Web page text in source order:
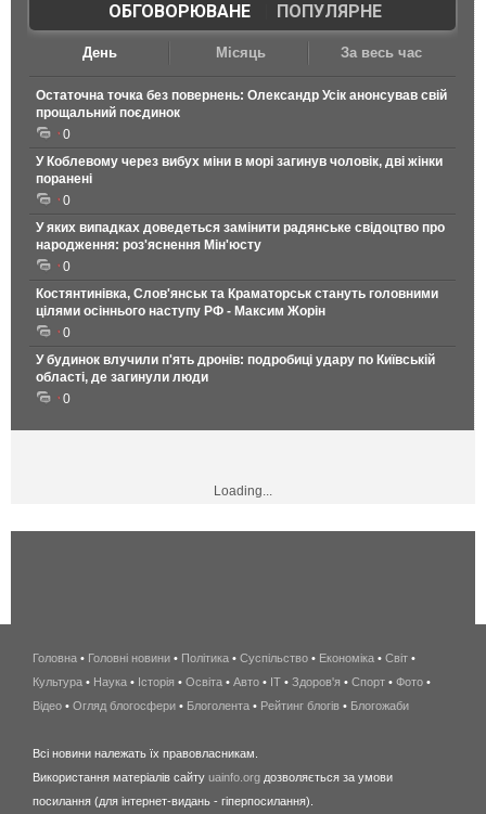
ОБГОВОРЮВАНЕ| ПОПУЛЯРНЕ
День Місяць За весь час
Остаточна точка без повернень: Олександр Усік анонсував свій
прощальний поєдинок
0
У Коблевому через вибух міни в морі загинув чоловік, дві жінки
поранені
0
У яких випадках доведеться замінити радянське свідоцтво про
народження: роз'яснення Мін'юсту
0
Костянтинівка, Слов'янськ та Краматорськ стануть головними
цілями осіннього наступу РФ - Максим Жорін
0
У будинок влучили п'ять дронів: подробиці удару по Київській
області, де загинули люди
0
Loading...
беспроводной
интернет
киев
wimax
Головна • Головні новини • Політика • Суспільство • Економіка • Світ •
Культура • Наука • Історія • Освіта • Авто • IT • Здоров'я • Спорт • Фото •
Відео • Огляд блогосфери • Блоголента • Рейтинг блогів • Блогожаби
Всі новини належать їх правовласникам.
Використання матеріалів сайту uainfo.org дозволяється за умови
посилання (для інтернет-видань - гіперпосилання).